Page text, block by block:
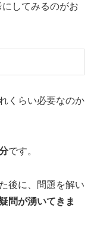
にしてみるのがお
くらい必要なのか
です。
後に、問題を解い
問が湧いてきま